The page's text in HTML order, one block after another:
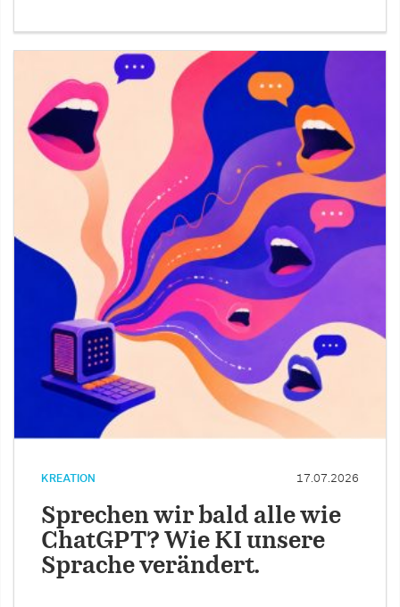
KREATION 17.07.2026
Sprechen wir bald alle wie
ChatGPT? Wie KI unsere
Sprache verändert.